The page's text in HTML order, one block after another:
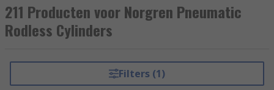
211 Producten voor Norgren Pneumatic
Rodless Cylinders
Filters (1)